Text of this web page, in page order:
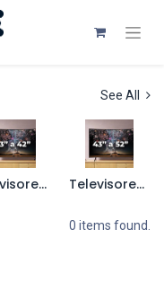
See All
Televisores de 23" a 42" Televisores de 43" a 52"
0 items found.